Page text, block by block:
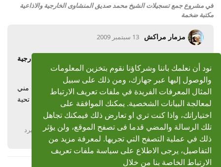
نود أن نعلمك باننا وشركاؤنا نقوم بتخزين المعلومات
والوصول إليها عبر جهازك، ومن ذلك على سبيل
المثال المعرفات الفريدة في ملفات تعريف الارتباط
لمعالجة البيانات الشخصية. يمكنك الموافقة على
اختياراتك، واذا كنت تري او تعارض ذلك فيمكنك تجاهل
تلك الرسالة والمضي قدما فى تصفح الموقع، ولن يؤثر
ذلك في عملية التصفح التي تجريها. لمعرفة مزيد من
التفاصيل، يرجى الاطلاع على سياسة ملفات تعريف
الارتباط الخاصة بنا من خلال
في مشروع جمع تسجيلات الشيخ محمد صديق المنشاوى الخارجية والاذاعية
مكتبة ضخمة
مزمار مراكش 13 سبتمبر 2009
رد: مشروع جمع تسجيلات الشيخ محمد صديق المنشاوى الخارجية
والاذاعية مكتبة ضخمة
بسم الله الرحمن الرحيم شـكــ وبارك الله فيك ـــرا لك ... لك مني
أجمل تحية . شـكــ وبارك الله فيك ـــرا لك ... لك مني أجمل تحية
يرد